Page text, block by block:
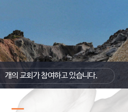
개의 교회가 참여하고 있습니다.